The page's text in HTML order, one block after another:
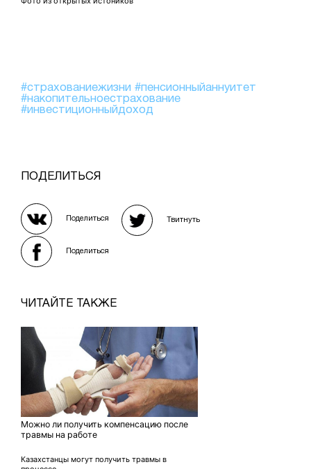
#страхованиежизни #пенсионныйаннуитет
#накопительноестрахование
#инвестиционныйдоход
ПОДЕЛИТЬСЯ
Поделиться Твитнуть
Поделиться
ЧИТАЙТЕ ТАКЖЕ
Можно ли получить компенсацию после
травмы на работе
Казахстанцы могут получить травмы в